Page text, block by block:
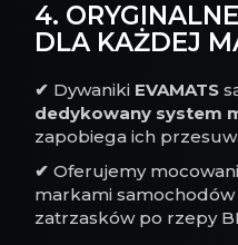
4.
DLA KAŻDEJ
✔ Dywaniki EVAMATS
dedykowany system
zapobiega ich
✔ Oferujemy
markami
zatrzasków po rzepy